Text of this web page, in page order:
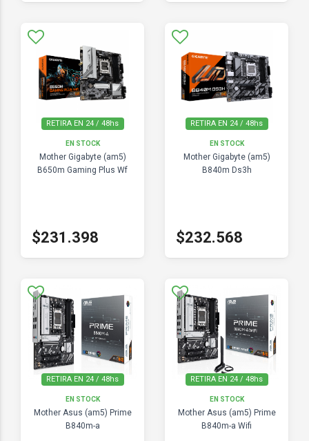
RETIRA EN 24 / 48hs
EN STOCK
Mother Gigabyte (am5)
B650m Gaming Plus Wf
$231.398
RETIRA EN 24 / 48hs
EN STOCK
Mother Gigabyte (am5)
B840m Ds3h
$232.568
RETIRA EN 24 / 48hs
EN STOCK
Mother Asus (am5) Prime
B840m-a
RETIRA EN 24 / 48hs
EN STOCK
Mother Asus (am5) Prime
B840m-a Wifi